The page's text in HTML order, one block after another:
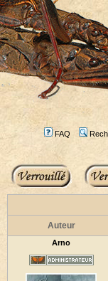
FAQ
Auteur
Arno